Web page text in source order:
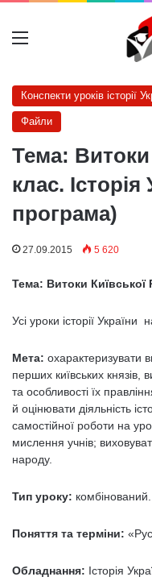
Меню
Конспекти уроків історії
Файли
Тема: Витоки
клас.
програма)
27.09.2015 5 620
Тема: Витоки Київської
Усі уроки історії України
Мета: охарактеризувати
перших київських князів,
та особливості їх
й оцінювати діяльність
самостійної роботи на
мислення учнів;
народу.
Тип уроку: комбінований.
Поняття та терміни:
Обладнання: Історія